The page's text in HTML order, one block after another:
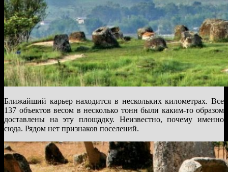
Ближайший карьер находится в нескольких километрах. Все
137 объектов весом в несколько тонн были каким-то образом
доставлены на эту площадку. Неизвестно, почему именно
сюда. Рядом нет признаков поселений.